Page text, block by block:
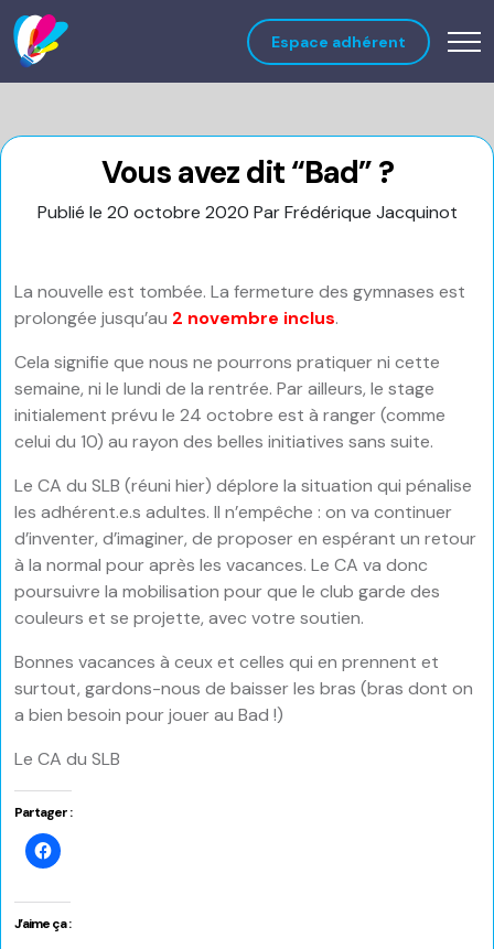
Espace adhérent
Vous avez dit “Bad” ?
Publié le 20 octobre 2020 Par Frédérique Jacquinot
La nouvelle est tombée. La fermeture des gymnases est
prolongée jusqu’au 2 novembre inclus.
Cela signifie que nous ne pourrons pratiquer ni cette
semaine, ni le lundi de la rentrée. Par ailleurs, le stage
initialement prévu le 24 octobre est à ranger (comme
celui du 10) au rayon des belles initiatives sans suite.
Le CA du SLB (réuni hier) déplore la situation qui pénalise
les adhérent.e.s adultes. Il n’empêche : on va continuer
d’inventer, d’imaginer, de proposer en espérant un retour
à la normal pour après les vacances. Le CA va donc
poursuivre la mobilisation pour que le club garde des
couleurs et se projette, avec votre soutien.
Bonnes vacances à ceux et celles qui en prennent et
surtout, gardons-nous de baisser les bras (bras dont on
a bien besoin pour jouer au Bad !)
Le CA du SLB
Partager :
Cliquez
pour
Facebook(ouvre
dans
une
J’aime ça :